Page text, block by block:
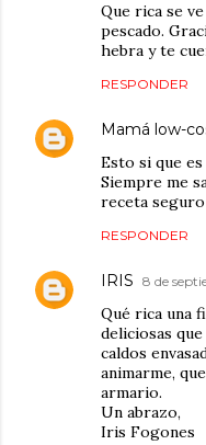
Que rica se
pescado.
hebra y te
RESPONDER
Mamá low-
Esto si que
Siempre me
receta seguro
RESPONDER
IRIS 8 de
Qué rica una
deliciosas
caldos
animarme,
armario.
Un abrazo,
Iris Fogones